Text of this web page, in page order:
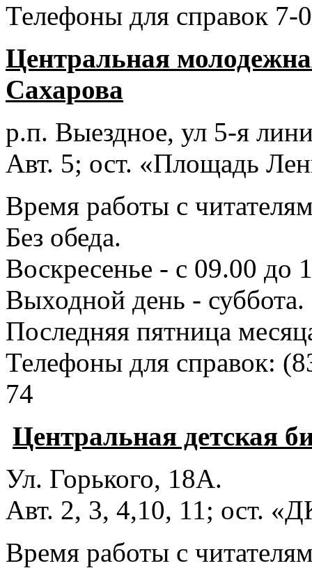
Телефоны для справок 7-
Центральная
Сахарова
р.п. Выездное, ул 5-я
Авт. 5; ост. «Площадь
Время работы с
Без обеда.
Воскресенье - с 09.00 до
Выходной день - суббота.
Последняя пятница
Телефоны для справок:
74
Центральная детская
Ул. Горького, 18А.
Авт. 2, 3, 4,10, 11; ост.
Время работы с